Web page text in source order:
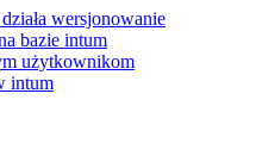
wersjonowanie
bazie intum
użytkownikom
intum